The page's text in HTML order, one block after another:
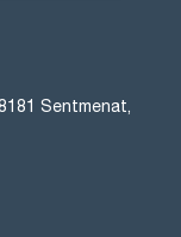
Sentmenat,